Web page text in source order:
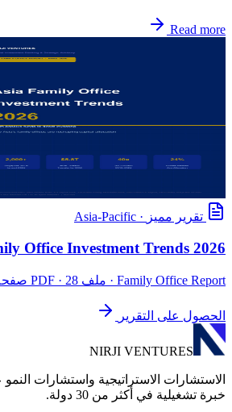
Read more
تقرير مميز ·
Asia-Pacific
Office Investment Trends 2026
Family Office Report · ملف PDF · 28 صفحة · مجاني
الحصول على التقرير
NIRJI VENTURES
الاستشارات الاستراتيجية واستشارات
خبرة تشغيلية في أكثر من 30 دولة.